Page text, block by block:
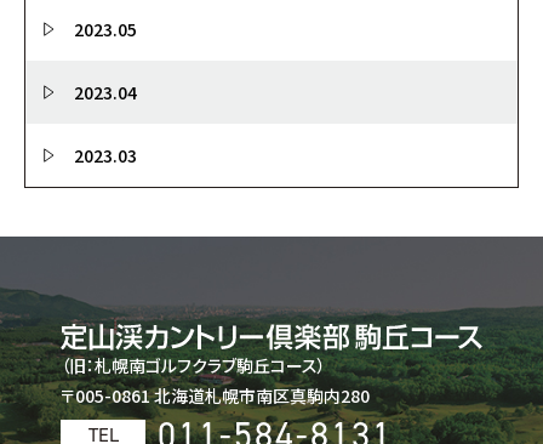
2023.05
2023.04
2023.03
（旧：札幌南ゴルフクラブ駒丘コース）
〒005-0861 北海道札幌市南区真駒内280
TEL